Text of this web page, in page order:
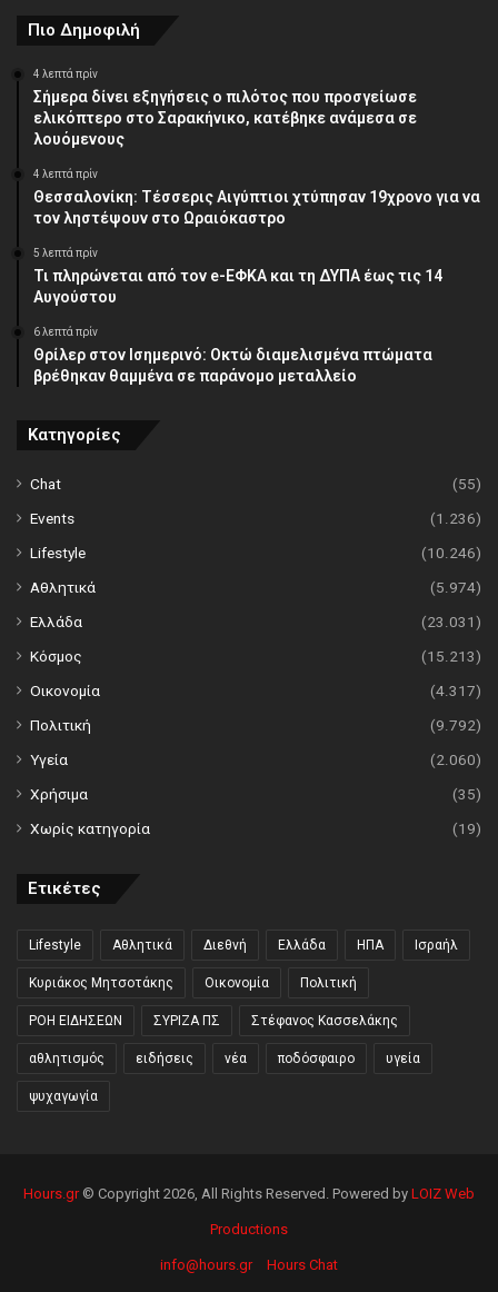
Πιο Δημοφιλή
4 λεπτά πρίν
Σήμερα δίνει εξηγήσεις ο πιλότος που προσγείωσε
ελικόπτερο στο Σαρακήνικο, κατέβηκε ανάμεσα σε
λουόμενους
4 λεπτά πρίν
Θεσσαλονίκη: Τέσσερις Αιγύπτιοι χτύπησαν 19χρονο για να
τον ληστέψουν στο Ωραιόκαστρο
5 λεπτά πρίν
Τι πληρώνεται από τον e-ΕΦΚΑ και τη ΔΥΠΑ έως τις 14
Αυγούστου
6 λεπτά πρίν
Θρίλερ στον Ισημερινό: Οκτώ διαμελισμένα πτώματα
βρέθηκαν θαμμένα σε παράνομο μεταλλείο
Κατηγορίες
Chat
(55)
Events
(1.236)
Lifestyle
(10.246)
Αθλητικά
(5.974)
Ελλάδα
(23.031)
Κόσμος
(15.213)
Οικονομία
(4.317)
Πολιτική
(9.792)
Υγεία
(2.060)
Χρήσιμα
(35)
Χωρίς κατηγορία
(19)
Ετικέτες
Lifestyle Αθλητικά Διεθνή Ελλάδα ΗΠΑ Ισραήλ
Κυριάκος Μητσοτάκης Οικονομία Πολιτική
ΡΟΗ ΕΙΔΗΣΕΩΝ ΣΥΡΙΖΑ ΠΣ Στέφανος Κασσελάκης
αθλητισμός ειδήσεις νέα ποδόσφαιρο υγεία
ψυχαγωγία
Hours.gr© Copyright 2026, All Rights Reserved. Powered by LOIZ Web
Productions
info@hours.gr Hours Chat